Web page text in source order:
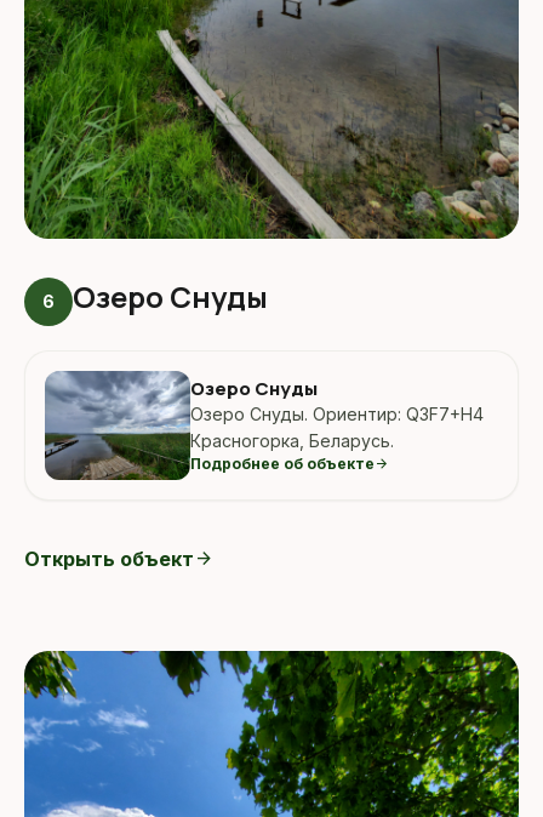
6 Озеро Снуды
Озеро Снуды
Озеро Снуды. Ориентир: Q3F7+H4
Красногорка, Беларусь.
Подробнее об объекте arrow_forward
Открыть объект arrow_forward